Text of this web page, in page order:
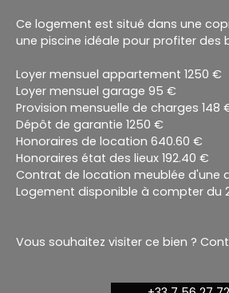
Ce logement est situé dans une
une piscine idéale pour profiter des
Loyer mensuel appartement 1250 €
Loyer mensuel garage 95 €
Provision mensuelle de charges 148
Dépôt de garantie 1250 €
Honoraires de location 640.60 €
Honoraires état des lieux 192.40 €
Contrat de location meublée d'une
Logement disponible à compter du
Vous souhaitez visiter ce bien ?